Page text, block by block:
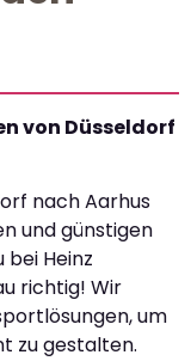
von Düsseldorf
nach Aarhus
und günstigen
Heinz
richtig! Wir
um
zu gestalten.